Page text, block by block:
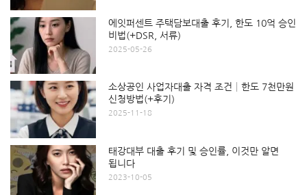
에잇퍼센트 주택담보대출 후기, 한도 10억 승인
비법(+DSR, 서류)
2025-05-26
소상공인 사업자대출 자격 조건│한도 7천만원
신청방법(+후기)
2025-11-18
태강대부 대출 후기 및 승인률, 이것만 알면
됩니다
2023-10-05